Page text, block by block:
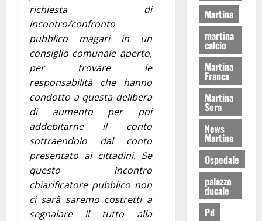
richiesta di
incontro/confronto
pubblico magari in un
consiglio comunale aperto,
per trovare le
responsabilità che hanno
condotto a questa delibera
di aumento per poi
addebitarne il conto
sottraendolo dal conto
presentato ai cittadini. Se
questo incontro
chiarificatore pubblico non
ci sarà saremo costretti a
segnalare il tutto alla
Martina
martina
calcio
Martina
Franca
Martina
Sera
News
Martina
Ospedale
palazzo
ducale
Pd